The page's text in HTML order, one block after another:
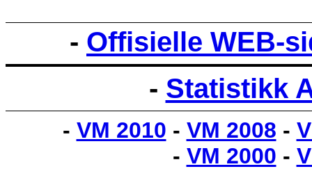
- Offisielle WEB-
- Statistikk
- VM 2010 - VM 2008 -
- VM 2000 -